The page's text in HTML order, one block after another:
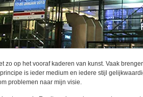
zo op het vooraf kaderen van kunst. Vaak
is ieder medium en iedere stijl
problemen naar mijn visie.